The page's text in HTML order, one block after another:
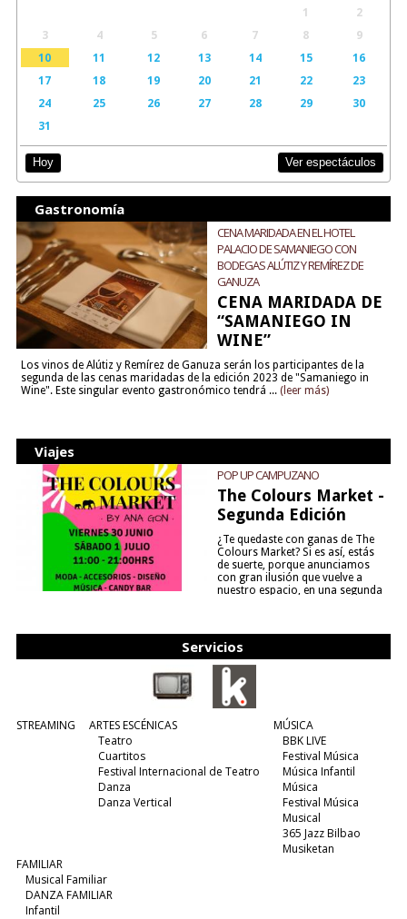
1
2
3
4 5 6 7 8
9
10
11 12 13 14 15
16
17
18 19 20 21 22
23
24
25 26 27 28 29
30
31
Hoy Ver espectáculos
Gastronomía
CENA MARIDADA EN EL HOTEL
PALACIO DE SAMANIEGO CON
BODEGAS ALÚTIZ Y REMÍREZ DE
GANUZA
CENA MARIDADA DE
“SAMANIEGO IN
WINE”
Los vinos de Alútiz y Remírez de Ganuza serán los participantes de la
segunda de las cenas maridadas de la edición 2023 de "Samaniego in
Wine". Este singular evento gastronómico tendrá ... (leer más)
Viajes
POP UP CAMPUZANO
The Colours Market -
Segunda Edición
¿Te quedaste con ganas de The
Colours Market? Si es así, estás
de suerte, porque anunciamos
con gran ilusión que vuelve a
nuestro espacio, en una segunda
Servicios
STREAMING
ARTES ESCÉNICAS
Teatro
Cuartitos
Festival Internacional de Teatro
Danza
Danza Vertical
MÚSICA
BBK LIVE
Festival Música
Música Infantil
Música
Festival Música
Musical
365 Jazz Bilbao
Musiketan
FAMILIAR
Musical Familiar
DANZA FAMILIAR
Infantil